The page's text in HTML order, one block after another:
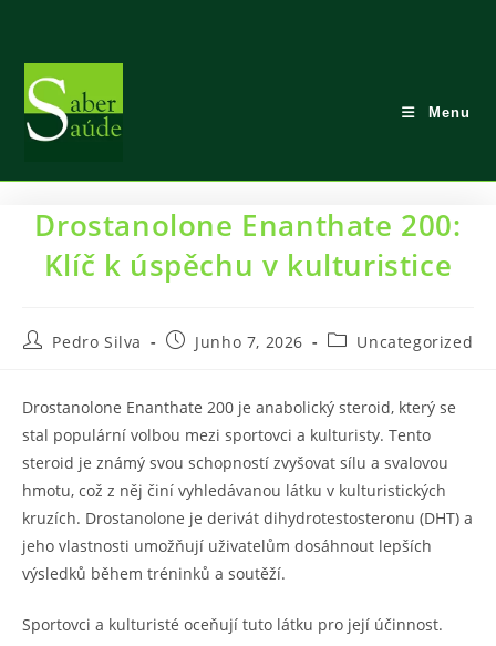
content
Menu
Drostanolone Enanthate 200:
Klíč k úspěchu v kulturistice
PostPedro Silva
PostJunho 7, 2026
PostUncategorized
Drostanolone Enanthate 200 je anabolický steroid, který se
stal populární volbou mezi sportovci a kulturisty. Tento
steroid je známý svou schopností zvyšovat sílu a svalovou
hmotu, což z něj činí vyhledávanou látku v kulturistických
kruzích. Drostanolone je derivát dihydrotestosteronu (DHT) a
jeho vlastnosti umožňují uživatelům dosáhnout lepších
výsledků během tréninků a soutěží.
Sportovci a kulturisté oceňují tuto látku pro její účinnost.